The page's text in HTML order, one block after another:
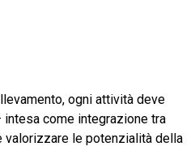
ogni attività deve
intesa come integrazione tra
valorizzare le potenzialità della